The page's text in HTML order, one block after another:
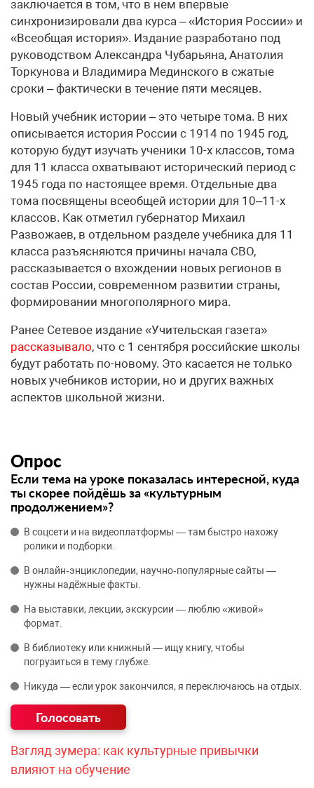
заключается в том, что в нем впервые
синхронизировали два курса – «История России» и
«Всеобщая история». Издание разработано под
руководством Александра Чубарьяна, Анатолия
Торкунова и Владимира Мединского в сжатые
сроки – фактически в течение пяти месяцев.
Новый учебник истории – это четыре тома. В них
описывается история России с 1914 по 1945 год,
которую будут изучать ученики 10-х классов, тома
для 11 класса охватывают исторический период с
1945 года по настоящее время. Отдельные два
тома посвящены всеобщей истории для 10–11-х
классов. Как отметил губернатор Михаил
Развожаев, в отдельном разделе учебника для 11
класса разъясняются причины начала СВО,
рассказывается о вхождении новых регионов в
состав России, современном развитии страны,
формировании многополярного мира.
Ранее Сетевое издание «Учительская газета»
рассказывало, что с 1 сентября российские школы
будут работать по-новому. Это касается не только
новых учебников истории, но и других важных
аспектов школьной жизни.
Опрос
Если тема на уроке показалась интересной, куда
ты скорее пойдёшь за «культурным
продолжением»?
В соцсети и на видеоплатформы — там быстро нахожу
ролики и подборки.
В онлайн‑энциклопедии, научно‑популярные сайты —
нужны надёжные факты.
На выставки, лекции, экскурсии — люблю «живой»
формат.
В библиотеку или книжный — ищу книгу, чтобы
погрузиться в тему глубже.
Никуда — если урок закончился, я переключаюсь на отдых.
Взгляд зумера: как культурные привычки
влияют на обучение